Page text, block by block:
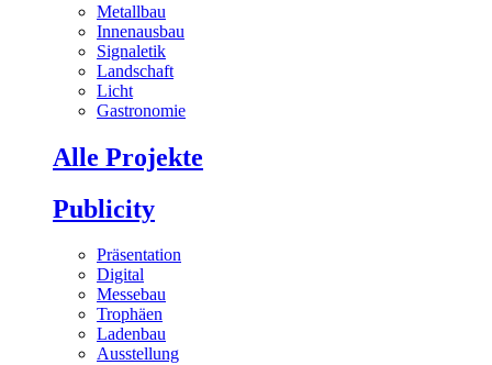
Metallbau
Innenausbau
Signaletik
Landschaft
Licht
Gastronomie
Alle Projekte
Publicity
Präsentation
Digital
Messebau
Trophäen
Ladenbau
Ausstellung